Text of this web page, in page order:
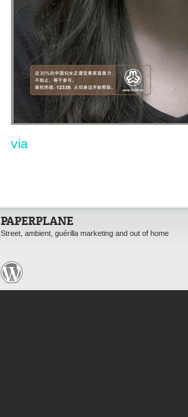
via
PAPERPLANE
Street, ambient, guérilla marketing and out of home